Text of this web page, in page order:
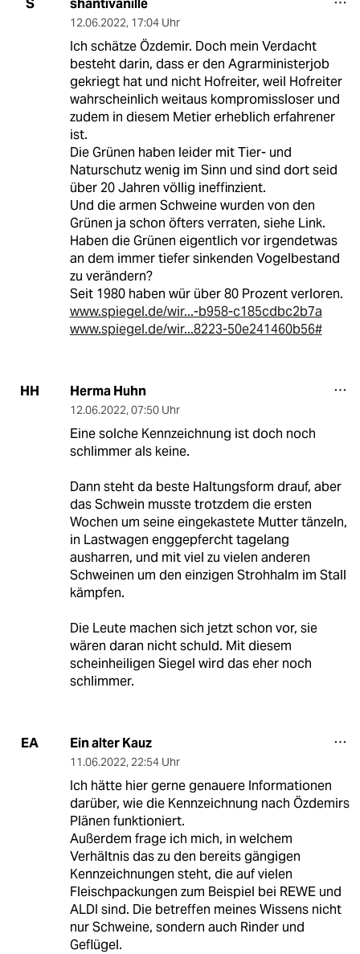
S shantivanille
12.06.2022, 17:04 Uhr
Ich schätze Özdemir. Doch mein Verdacht
besteht darin, dass er den Agrarministerjob
gekriegt hat und nicht Hofreiter, weil Hofreiter
wahrscheinlich weitaus kompromissloser und
zudem in diesem Metier erheblich erfahrener
ist.
Die Grünen haben leider mit Tier- und
Naturschutz wenig im Sinn und sind dort seid
über 20 Jahren völlig ineffinzient.
Und die armen Schweine wurden von den
Grünen ja schon öfters verraten, siehe Link.
Haben die Grünen eigentlich vor irgendetwas
an dem immer tiefer sinkenden Vogelbestand
zu verändern?
Seit 1980 haben wür über 80 Prozent verloren.
www.spiegel.de/wir...-b958-c185cdbc2b7a
www.spiegel.de/wir...8223-50e241460b56#
HH Herma Huhn
12.06.2022, 07:50 Uhr
Eine solche Kennzeichnung ist doch noch
schlimmer als keine.
Dann steht da beste Haltungsform drauf, aber
das Schwein musste trotzdem die ersten
Wochen um seine eingekastete Mutter tänzeln,
in Lastwagen enggepfercht tagelang
ausharren, und mit viel zu vielen anderen
Schweinen um den einzigen Strohhalm im Stall
kämpfen.
Die Leute machen sich jetzt schon vor, sie
wären daran nicht schuld. Mit diesem
scheinheiligen Siegel wird das eher noch
schlimmer.
EA Ein alter Kauz
11.06.2022, 22:54 Uhr
Ich hätte hier gerne genauere Informationen
darüber, wie die Kennzeichnung nach Özdemirs
Plänen funktioniert.
Außerdem frage ich mich, in welchem
Verhältnis das zu den bereits gängigen
Kennzeichnungen steht, die auf vielen
Fleischpackungen zum Beispiel bei REWE und
ALDI sind. Die betreffen meines Wissens nicht
nur Schweine, sondern auch Rinder und
Geflügel.